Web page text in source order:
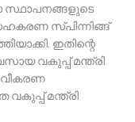
സ്പിന്നിങ്ങ്
ഇതിന്റെ
വകുപ്പ് മന്ത്രി
മന്ത്രി